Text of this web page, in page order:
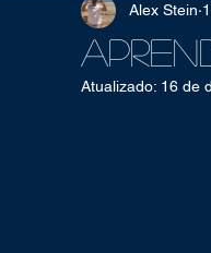
Alex Stein
Atualizado: 16 de